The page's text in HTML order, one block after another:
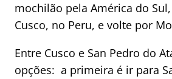
mochilão pela América do
Cusco, no Peru, e volte por
Entre Cusco e San Pedro do
opções: a primeira é ir para